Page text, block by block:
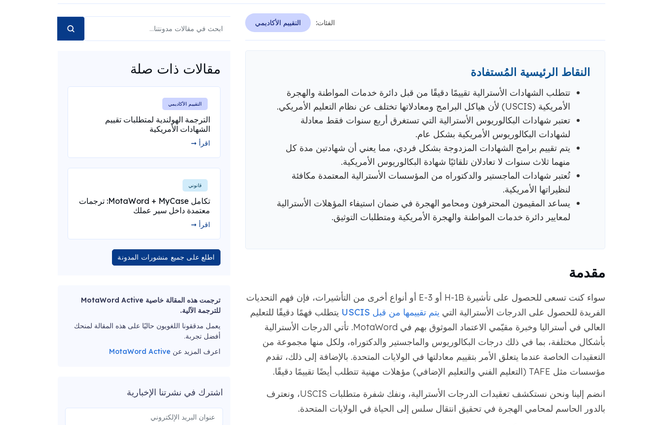
الفئات: التقييم الأكاديمي
النقاط الرئيسية المُستفادة
تتطلب الشهادات الأسترالية تقييمًا دقيقًا من قبل دائرة خدمات المواطنة والهجرة
الأمريكية (USCIS) لأن هياكل البرامج ومعادلاتها تختلف عن نظام التعليم الأمريكي.
تعتبر شهادات البكالوريوس الأسترالية التي تستغرق أربع سنوات فقط معادلة
لشهادات البكالوريوس الأمريكية بشكل عام.
يتم تقييم برامج الشهادات المزدوجة بشكل فردي، مما يعني أن شهادتين مدة كل
منهما ثلاث سنوات لا تعادلان تلقائيًا شهادة البكالوريوس الأمريكية.
تُعتبر شهادات الماجستير والدكتوراه من المؤسسات الأسترالية المعتمدة مكافئة
لنظيراتها الأمريكية.
يساعد المقيمون المحترفون ومحامو الهجرة في ضمان استيفاء المؤهلات الأسترالية
لمعايير دائرة خدمات المواطنة والهجرة الأمريكية ومتطلبات التوثيق.
مقدمة
سواء كنت تسعى للحصول على تأشيرة H-1B أو E-3 أو أنواع أخرى من التأشيرات، فإن فهم التحديات
الفريدة للحصول على الدرجات الأسترالية التي يتم تقييمها من قبل USCIS
يتطلب فهمًا دقيقًا للتعليم
العالي في أستراليا وخبرة مقيّمي الاعتماد الموثوق بهم في MotaWord. تأتي الدرجات الأسترالية
بأشكال مختلفة، بما في ذلك درجات البكالوريوس والماجستير والدكتوراه، ولكل منها مجموعة من
التعقيدات الخاصة عندما يتعلق الأمر بتقييم معادلتها في الولايات المتحدة. بالإضافة إلى ذلك، تقدم
مؤسسات مثل TAFE (التعليم الفني والتعليم الإضافي) مؤهلات مهنية تتطلب أيضًا تقييمًا دقيقًا.
انضم إلينا ونحن نستكشف تعقيدات الدرجات الأسترالية، ونفك شفرة متطلبات USCIS، ونعترف
بالدور الحاسم لمحامي الهجرة في تحقيق انتقال سلس إلى الحياة في الولايات المتحدة.
مقالات ذات صلة
التقييم الأكاديمي
الترجمة الهولندية لمتطلبات تقييم
الشهادات الأمريكية
اقرأ ➞
قانوني
تكامل MotaWord + MyCase: ترجمات
معتمدة داخل سير عملك
اقرأ ➞
اطلع على جميع منشورات المدونة
ترجمت هذه المقالة خاصية MotaWord Active
للترجمة الآلية.
يعمل مدققونا اللغويون حاليًا على هذه المقالة لمنحك
أفضل تجربة.
اعرف المزيد عن MotaWord Active
اشترك في نشرتنا الإخبارية